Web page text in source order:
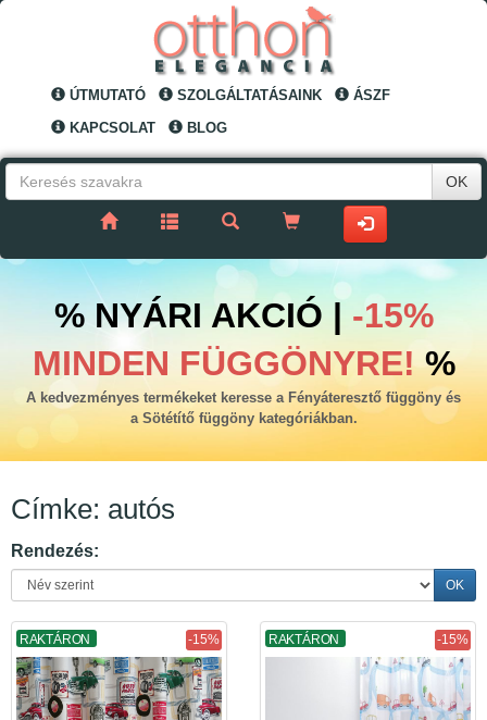
ÚTMUTATÓ SZOLGÁLTATÁSAINK
ÁSZF
KAPCSOLAT
BLOG
OK
% NYÁRI AKCIÓ | -15%
MINDEN FÜGGÖNYRE!%
A kedvezményes termékeket keresse a Fényáteresztő függöny és
a Sötétítő függöny kategóriákban.
Címke: autós
Rendezés:
OK
RAKTÁRON -15% RAKTÁRON -15%